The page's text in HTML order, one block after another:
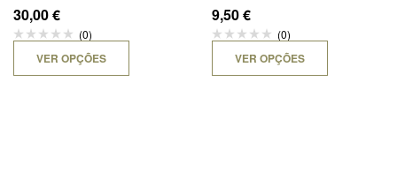
30,00€
(0)
VER OPÇÕES
9,50€
(0)
VER OPÇÕES